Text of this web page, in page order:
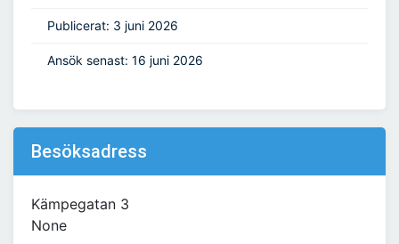
Publicerat: 3 juni 2026
Ansök senast: 16 juni 2026
Besöksadress
Kämpegatan 3
None